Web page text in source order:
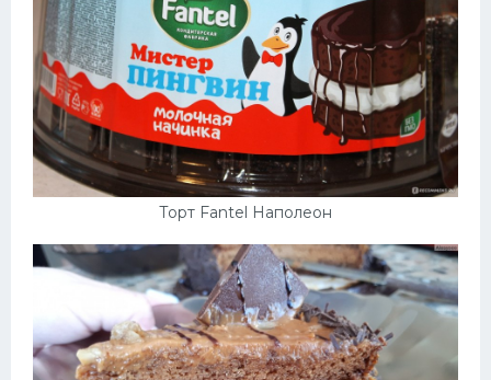
Торт Fantel Наполеон